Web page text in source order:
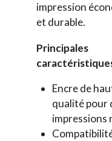
impression
et durable.
Principales
Encre de
qualité pour
impressions